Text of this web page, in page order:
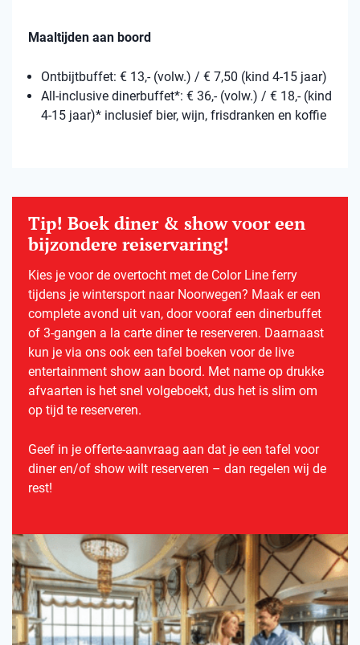
Maaltijden aan boord
Ontbijtbuffet: € 13,- (volw.) / € 7,50 (kind 4-15 jaar)
All-inclusive dinerbuffet*: € 36,- (volw.) / € 18,- (kind
4-15 jaar)* inclusief bier, wijn, frisdranken en koffie
Tip! Boek diner & show voor een
bijzondere reiservaring!
Kies je voor de overtocht met de Color Line ferry
tijdens je wintersport naar Noorwegen? Maak er een
complete avond uit van, door vooraf een dinerbuffet
of 3-gangen a la carte diner te reserveren. Daarnaast
kun je via ons ook een tafel boeken voor de live
entertainment show aan boord. Met name op drukke
afvaarten is het snel volgeboekt, dus het is slim om
op tijd te reserveren.
Geef in je offerte-aanvraag aan dat je een tafel voor
diner en/of show wilt reserveren – dan regelen wij de
rest!